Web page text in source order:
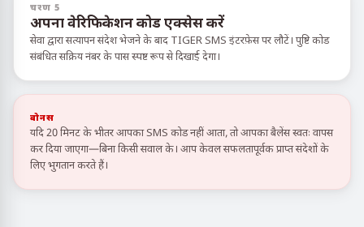
चरण 5
अपना वेरिफिकेशन कोड एक्सेस करें
सेवा द्वारा सत्यापन संदेश भेजने के बाद TIGER SMS इंटरफ़ेस पर लौटें। पुष्टि कोड
संबंधित सक्रिय नंबर के पास स्पष्ट रूप से दिखाई देगा।
बोनस
यदि 20 मिनट के भीतर आपका SMS कोड नहीं आता, तो आपका बैलेंस स्वतः वापस
कर दिया जाएगा—बिना किसी सवाल के। आप केवल सफलतापूर्वक प्राप्त संदेशों के
लिए भुगतान करते हैं।